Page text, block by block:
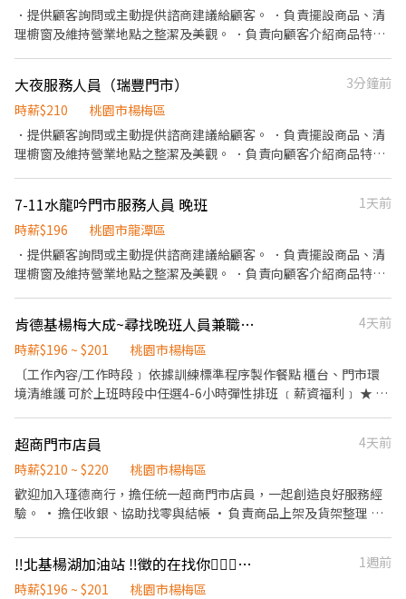
．提供顧客詢問或主動提供諮商建議給顧客。 ．負責擺設商品、清
理櫥窗及維持營業地點之整潔及美觀。 ．負責向顧客介紹商品特
束營業前，統計銷售情形、盤點貨品存量及撰寫當日業務報表。
大夜服務人員（瑞豐門市）
3分鐘前
時薪$210
桃園市楊梅區
．提供顧客詢問或主動提供諮商建議給顧客。 ．負責擺設商品、清
理櫥窗及維持營業地點之整潔及美觀。 ．負責向顧客介紹商品特
束營業前，統計銷售情形、盤點貨品存量及撰寫當日業務報表。
7-11水龍吟門市服務人員 晚班
1天前
時薪$196
桃園市龍潭區
．提供顧客詢問或主動提供諮商建議給顧客。 ．負責擺設商品、清
理櫥窗及維持營業地點之整潔及美觀。 ．負責向顧客介紹商品特
束營業前，統計銷售情形、盤點貨品存量及撰寫當日業務報表。
肯德基楊梅大成~尋找晚班人員兼職打工
4天前
時薪$196 ~ $201
桃園市楊梅區
〔工作內容/工作時段﹞ 依據訓練標準程序製作餐點 櫃台、門市環
境清維護 可於上班時段中任選4-6小時彈性排班 ﹝薪資福利﹞ ★ 基
檢：任職滿一年起，公司提供年度健檢照顧你的健康 ◆ 保險：除
勞、健、勞退外，公司更為你投保團保維護你的安全 ◆ 員工用餐折
扣：兼職夥伴當日任職滿4小時，即享有85折員購折扣；組長當日任
職每四小時享有乙餐員餐 ◆ 生日/節慶禮卷： 你生日我慶祝，生日
供你旅遊津貼 好好享受幸福人生 ◎ 詳細工作時間於面試時告知
超商門市店員
4天前
時薪$210 ~ $220
桃園市楊梅區
歡迎加入瑾德商行，擔任統一超商門市店員，一起創造良好服務經
驗。 • 擔任收銀、協助找零與結帳 • 負責商品上架及貨架整理 •
性化休息制度 首次打工、無經驗者皆可安心申請，我們將提供完整
教學。
‼️北基楊湖加油站 ‼️徵的在找你🙋🏻‍♂️🙋🏻‍♀️午班
1週前
時薪$196 ~ $201
桃園市楊梅區